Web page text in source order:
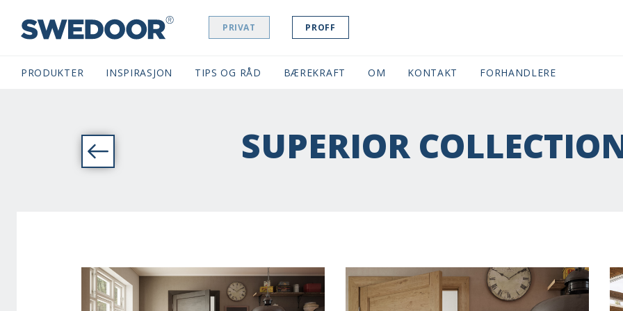
SWEDOOR NAVIGATION PRIVAT PROFF
PRODUKTER INSPIRASJON TIPS OG RÅD BÆREKRAFT OM KONTAKT FORHANDLERE
SUPERIOR